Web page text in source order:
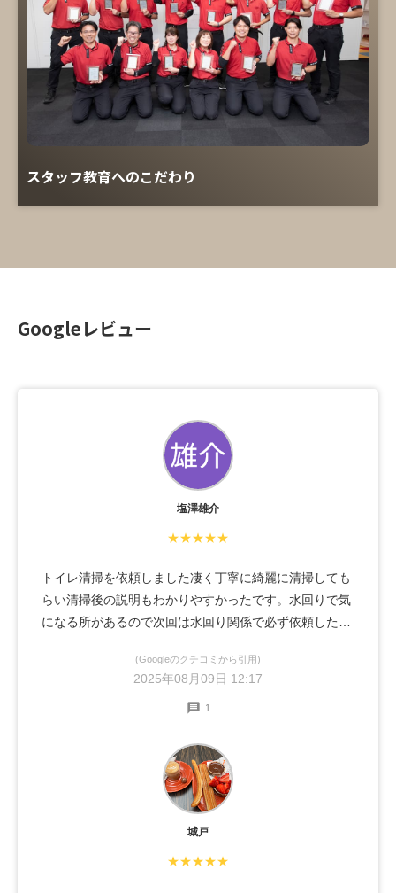
スタッフ教育へのこだわり
Googleレビュー
塩澤雄介
★★★★★
トイレ清掃を依頼しました凄く丁寧に綺麗に清掃しても
らい清掃後の説明もわかりやすかったです。水回りで気
になる所があるので次回は水回り関係で必ず依頼したい
(Googleのクチコミから引用)
2025年08月09日 12:17
1
城戸
★★★★★